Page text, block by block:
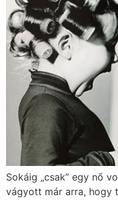
Sokáig „csak” egy nő
vágyott már arra, hogy